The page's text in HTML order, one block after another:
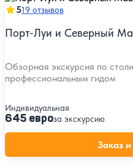
519 отзывов
Порт-Луи и Северный
Обзорная экскурсия по
профессиональным гидом
Индивидуальная
645 евроза экскурсию
Заказ